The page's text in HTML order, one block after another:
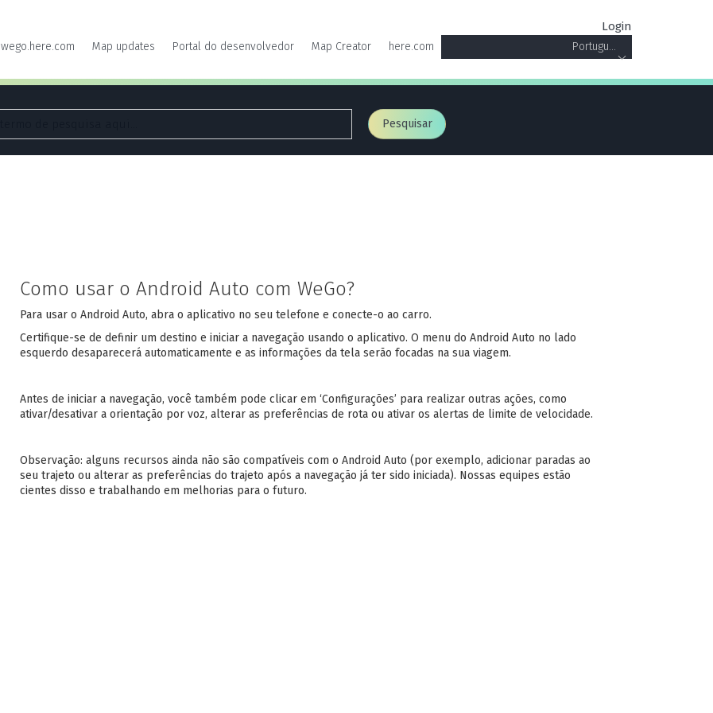
Login
wego.here.com Map updates Portal do desenvolvedor Map Creator here.com Portugu...
Pesquisar
Como usar o Android Auto com WeGo?
Para usar o Android Auto, abra o aplicativo no seu telefone e conecte-o ao carro.
Certifique-se de definir um destino e iniciar a navegação usando o aplicativo. O menu do Android Auto no lado
esquerdo desaparecerá automaticamente e as informações da tela serão focadas na sua viagem.
Antes de iniciar a navegação, você também pode clicar em ‘Configurações’ para realizar outras ações, como
ativar/desativar a orientação por voz, alterar as preferências de rota ou ativar os alertas de limite de velocidade.
Observação: alguns recursos ainda não são compatíveis com o Android Auto (por exemplo, adicionar paradas ao
seu trajeto ou alterar as preferências do trajeto após a navegação já ter sido iniciada). Nossas equipes estão
cientes disso e trabalhando em melhorias para o futuro.